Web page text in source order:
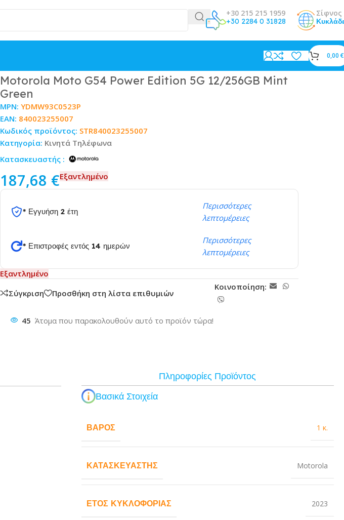
+30 215 215 1959
+30 2284 0 31828
Σίφνος
0,00 €
Motorola Moto G54 Power Edition 5G 12/256GB Mint
Green
Κατασκευαστής :
MPN:YDMW93C0523P
EAN: 840023255007
Κωδικός προϊόντος: STR840023255007
Κατηγορία: Κινητά Τηλέφωνα
187,68 €Εξαντλημένο
* Εγγυήση 2 έτη
Περισσότερες
λεπτομέρειες
* Επιστροφές εντός 14 ημερών
Περισσότερες
λεπτομέρειες
Εξαντλημένο
Σύγκριση
Προσθήκη στη λίστα επιθυμιών
Κοινοποίηση:
45 Άτομα που παρακολουθούν αυτό το προϊόν τώρα!
Πληροφορίες Προϊόντος
Βασικά Στοιχεία
ΒΆΡΟΣ 1 κ.
ΚΑΤΑΣΚΕΥΑΣΤΉΣ Motorola
ΈΤΟΣ ΚΥΚΛΟΦΟΡΊΑΣ 2023